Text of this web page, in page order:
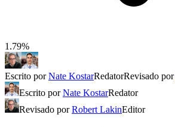
1.79%
Escrito porNate KostarRedatorRevisado por
Escrito porNate KostarRedator
Revisado porRobert LakinEditor